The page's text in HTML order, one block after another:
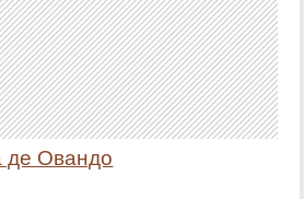
де Овандо